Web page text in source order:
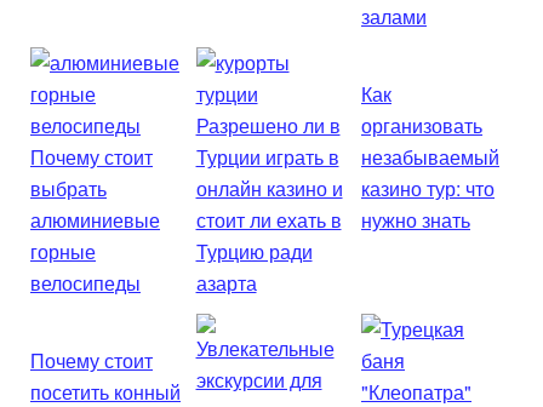
залами
Почему стоит
выбрать
алюминиевые
горные
велосипеды
Разрешено ли в
Турции играть в
онлайн казино и
стоит ли ехать в
Турцию ради
азарта
Как
организовать
незабываемый
казино тур: что
нужно знать
Почему стоит
посетить конный